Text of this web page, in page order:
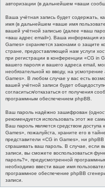
авторизации (в дальнейшем «ваши
Ваша учётная запись будет содержать,
имя (в дальнейшем «ваше имя
вашей учётной записью (далее «ваш
«ваш адрес email»). Ваша информация
Games» охраняется законами о
стране, предоставляющей нам услуги
при регистрации в конференции «CG in
вашего пароля и вашего адреса email,
необязательной ко вводу, на
Games». В любом случае у вас есть
вашей учётной записи будет
согласиться/отказаться от получения
программным обеспечением phpBB.
Ваш пароль надёжно зашифрован
рекомендуется использовать этот же
Ваш пароль является средством
Games», пожалуйста, храните его в
представители «CG in Games», ни
спрашивать ваш пароль. В случае, если
записи, вы сможете воспользоваться
пароль?», предусмотренной
необходимо ввести ваше имя
программное обеспечение phpBB
записи.